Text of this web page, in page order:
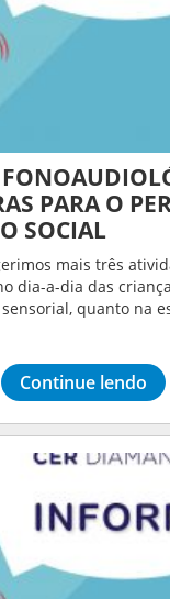
PARA O
SOCIAL
mais três
dia-a-dia das
quanto na
Continue lendo